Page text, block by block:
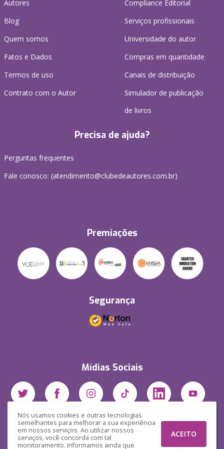
Nós usamos cookies e outras tecnologias
semelhantes para melhorar a sua experiência
em nossos serviços. Ao utilizar nossos
serviços, você concorda com tal
monitoramento. Informamos ainda que
ACEITO
Autores
Blog
Quem somos
Fatos e Dados
Termos de uso
Contrato com o Autor
Compliance Editorial
Serviços profissionais
Universidade do autor
Compras em quantidade
Canais de distribuição
Simulador de publicação
de livros
Precisa de ajuda?
Perguntas frequentes
Fale conosco: (atendimento@clubedeautores.com.br)
Premiações
Segurança
Mídias Sociais